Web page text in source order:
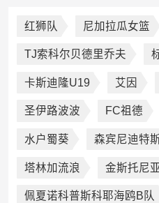
红狮队 尼加拉瓜女篮
TJ索科尔贝德里乔夫
卡斯迪隆U19 艾因
圣伊路波波 FC祖德
水户蜀葵 森宾尼迪特
塔林加流浪 金斯托尼亚
佩夏诺科普斯科耶海鸥B队